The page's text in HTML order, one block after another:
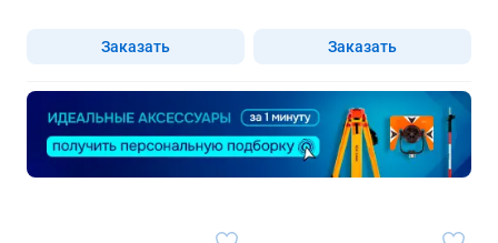
Заказать Заказать